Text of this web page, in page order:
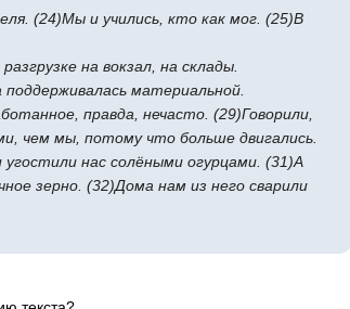
(24)Мы и учились, кто как мог. (25)В
на вокзал, на склады.
материальной.
правда, нечасто. (29)Говорили,
чем мы, потому что больше двигались.
нас солёными огурцами. (31)А
зерно. (32)Дома нам из него сварили